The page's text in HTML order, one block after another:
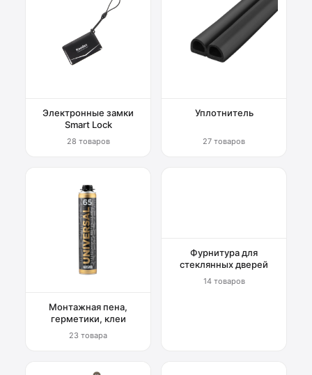
Электронные замки
Smart Lock
28 товаров
Уплотнитель
27 товаров
Монтажная пена,
герметики, клеи
23 товара
Фурнитура для
стеклянных дверей
14 товаров